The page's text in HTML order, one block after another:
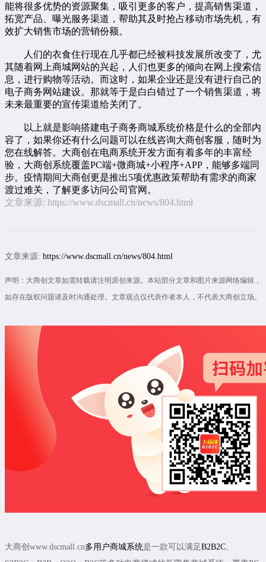
能将很多优势的资源聚集，吸引更多的客户，提高销售渠道，
拓宽产品、曝光服务渠道，帮助其及时抢占移动市场先机，有
效扩大销售市场的营销份额。
人们的衣食住行现在几乎都已经被科技发展所改变了，尤
其随着网上商城网站的兴起，人们也更多的倾向在网上搜索信
息，进行购物等活动。而这时，如果企业还是没有进行自己的
电子商务网站建设。那就等于是白白错过了一个销售渠道，将
未来最重要的宣传渠道给关闭了。
以上就是影响搭建电子商务商城系统价格是什么的全部内
容了，如果你还有什么问题可以在线咨询大商创客服，随时为
您在线解答。大商创在电商系统开发方面有着多年的丰富经
验，大商创系统覆盖PC端+微商城+小程序+APP，能够多端同
步。疫情期间大商创更是推出5项优惠政策帮助有需求的商家
渡过难关，了解更多访问公司官网。
文章来源: https://www.dscmall.cn/news/804.html
文章来源: https://www.dscmall.cn/news/804.html
声明：大商创文章如需转载请注明原创来源。本站部分文章和图片来源网络编辑，
如存在版权问题请及时沟通处理。文章观点仅代表作者本人，不代表大商创立场。
大商创www.dscmall.cn多用户商城系统是一款可以满足B2B2C